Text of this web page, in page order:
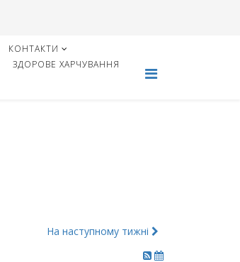
КОНТАКТИ
ЗДОРОВЕ ХАРЧУВАННЯ
На наступному тижні